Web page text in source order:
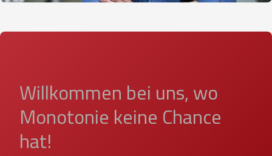
Willkommen bei uns, wo
Monotonie keine Chance
hat!